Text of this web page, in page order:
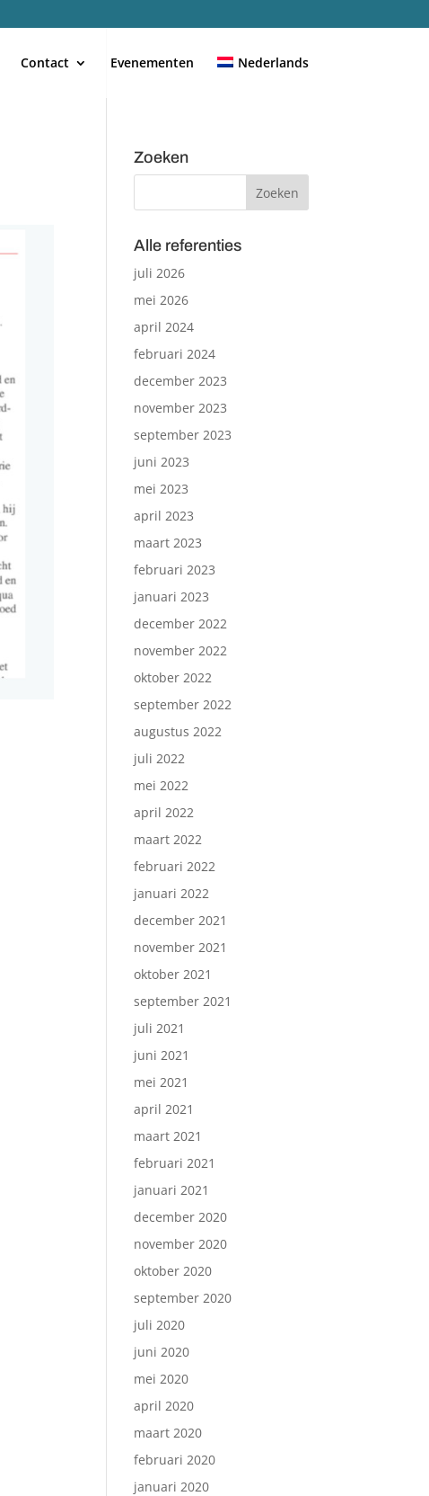
Contact Evenementen Nederlands
Zoeken
Alle referenties
juli 2026
mei 2026
april 2024
februari 2024
december 2023
november 2023
september 2023
juni 2023
mei 2023
april 2023
maart 2023
februari 2023
januari 2023
december 2022
november 2022
oktober 2022
september 2022
augustus 2022
juli 2022
mei 2022
april 2022
maart 2022
februari 2022
januari 2022
december 2021
november 2021
oktober 2021
september 2021
juli 2021
juni 2021
mei 2021
april 2021
maart 2021
februari 2021
januari 2021
december 2020
november 2020
oktober 2020
september 2020
juli 2020
juni 2020
mei 2020
april 2020
maart 2020
februari 2020
januari 2020